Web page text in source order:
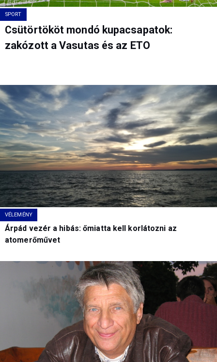
SPORT
Csütörtököt mondó kupacsapatok:
zakózott a Vasutas és az ETO
VÉLEMÉNY
Árpád vezér a hibás: őmiatta kell korlátozni az
atomerőművet